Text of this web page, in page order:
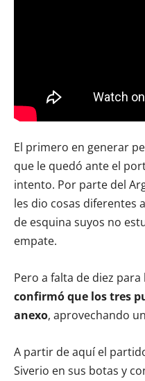
El primero en generar
que le quedó ante el
intento. Por parte del
les dio cosas diferentes
de esquina suyos no
empate.
Pero a falta de diez
confirmó que los tres
anexo, aprovechando
A partir de aquí el
Siverio en sus botas y